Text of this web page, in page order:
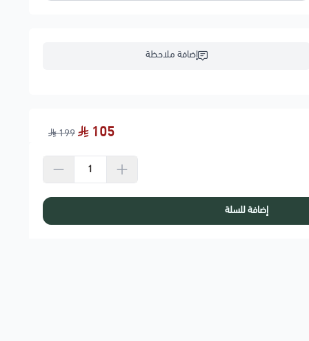
إضافة ملاحظة
105
199
إضافة للسلة